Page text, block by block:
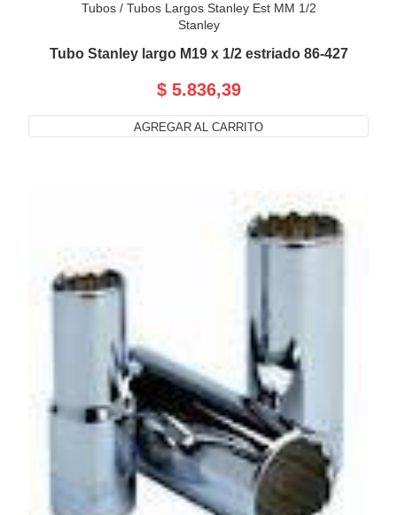
Tubos/ Tubos Largos Stanley Est MM 1/2
Stanley
Tubo Stanley largo M19 x 1/2 estriado 86-427
$ 5.836,39
AGREGAR AL CARRITO